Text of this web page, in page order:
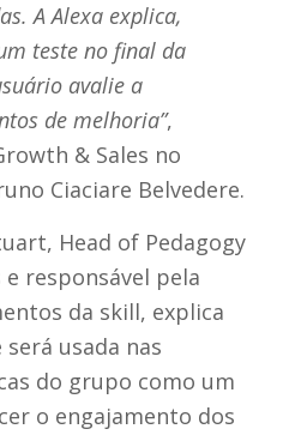
A Alexa explica,
teste no final da
avalie a
de melhoria”,
& Sales no
Ciaciare Belvedere.
Head of Pedagogy
responsável pela
da skill, explica
usada nas
do grupo como um
o engajamento dos